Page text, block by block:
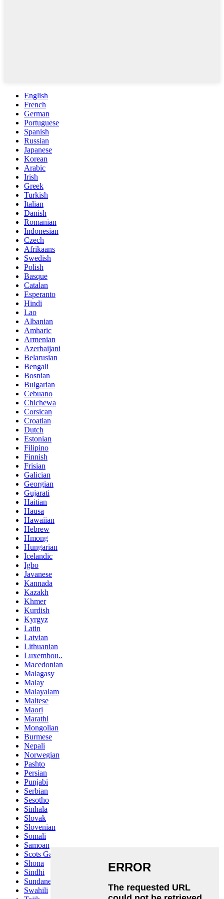
English
French
German
Portuguese
Spanish
Russian
Japanese
Korean
Arabic
Irish
Greek
Turkish
Italian
Danish
Romanian
Indonesian
Czech
Afrikaans
Swedish
Polish
Basque
Catalan
Esperanto
Hindi
Lao
Albanian
Amharic
Armenian
Azerbaijani
Belarusian
Bengali
Bosnian
Bulgarian
Cebuano
Chichewa
Corsican
Croatian
Dutch
Estonian
Filipino
Finnish
Frisian
Galician
Georgian
Gujarati
Haitian
Hausa
Hawaiian
Hebrew
Hmong
Hungarian
Icelandic
Igbo
Javanese
Kannada
Kazakh
Khmer
Kurdish
Kyrgyz
Latin
Latvian
Lithuanian
Luxembou..
Macedonian
Malagasy
Malay
Malayalam
Maltese
Maori
Marathi
Mongolian
Burmese
Nepali
Norwegian
Pashto
Persian
Punjabi
Serbian
Sesotho
Sinhala
Slovak
Slovenian
Somali
Samoan
Scots Gaelic
Shona
Sindhi
Sundanese
Swahili